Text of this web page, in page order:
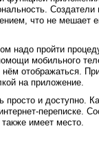
Создатели
что не мешает
надо пройти
мобильного
отображаться.
на приложение.
просто и доступно.
переписке.
имеет место.